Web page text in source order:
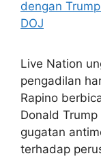
Live Nation
pengadilan
Rapino
Donald
gugatan
terhadap